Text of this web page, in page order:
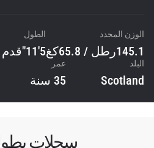
الوزن المحدد
145.1رطل / 65.8كغ
الطول
5'11"قدم / 180سم
البلد
Scotland
عمر
35 سنة
سجلات